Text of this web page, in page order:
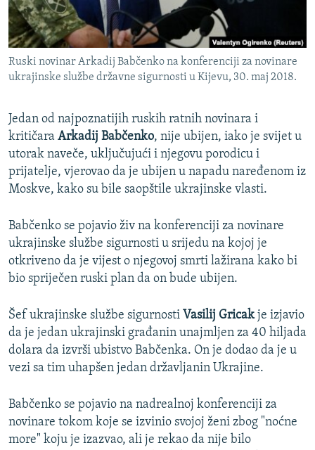
SPECIJALI RSE
VIŠE OD NASLOVA
GENOCID U SREBRENICI
TV LIBERTY
POST SCRIPTUM
MOJA EVROPA
TRI DECENIJE OD RATA U BIH
SVE KARTE DEJTONA
NASTANAK I RASPAD JUGOSLAVIJE
PRATITE NAS
Sve RFE/RL stranice
Ruski novinar Arkadij Babčenko na konferenciji za novinare
ukrajinske službe državne sigurnosti u Kijevu, 30. maj 2018.
Jedan od najpoznatijih ruskih ratnih novinara i
kritičara ​ Arkadij Babčenko, nije ubijen, iako je svijet u
utorak naveče, uključujući i njegovu porodicu i
prijatelje, vjerovao da je ubijen u napadu naređenom iz
Moskve, kako su bile saopštile ukrajinske vlasti.
Babčenko se pojavio živ na konferenciji za novinare
ukrajinske službe sigurnosti u srijedu na kojoj je
otkriveno da je vijest o njegovoj smrti lažirana kako bi
bio spriječen ruski plan da on bude ubijen.
Šef ukrajinske službe sigurnosti Vasilij Gricakje izjavio
da je jedan ukrajinski građanin unajmljen za 40 hiljada
dolara da izvrši ubistvo Babčenka. On je dodao da je u
vezi sa tim uhapšen jedan državljanin Ukrajine.
Babčenko se pojavio na nadrealnoj konferenciji za
novinare tokom koje se izvinio svojoj ženi zbog "noćne
more" koju je izazvao, ali je rekao da nije bilo